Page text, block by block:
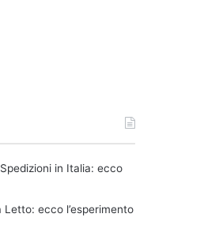
in Italia: ecco
ecco l’esperimento